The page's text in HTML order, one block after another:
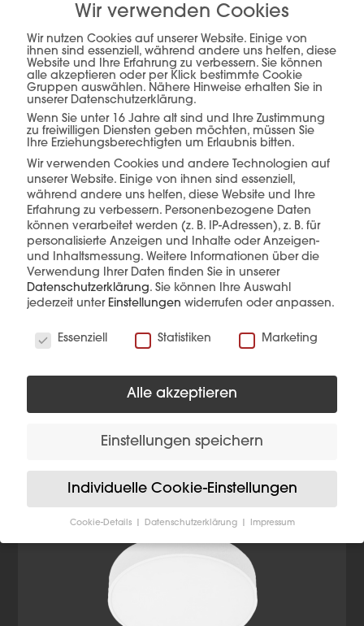
Planung, Produktion &
Verkauf –alles aus
einer Hand.
mehr erfahren
Diese Produkte könnten Sie auch
interessieren
Wir verwenden Cookies
Wir nutzen Cookies auf unserer Website. Einige von
ihnen sind essenziell, während andere uns helfen, diese
Website und Ihre Erfahrung zu verbessern. Sie können
alle akzeptieren oder per Klick bestimmte Cookie
Gruppen auswählen. Nähere Hinweise erhalten Sie in
unserer Datenschutzerklärung.
Wenn Sie unter 16 Jahre alt sind und Ihre Zustimmung
zu freiwilligen Diensten geben möchten, müssen Sie
Ihre Erziehungsberechtigten um Erlaubnis bitten.
Wir verwenden Cookies und andere Technologien auf
unserer Website. Einige von ihnen sind essenziell,
während andere uns helfen, diese Website und Ihre
Erfahrung zu verbessern. Personenbezogene Daten
können verarbeitet werden (z. B. IP-Adressen), z. B. für
personalisierte Anzeigen und Inhalte oder Anzeigen-
und Inhaltsmessung. Weitere Informationen über die
Verwendung Ihrer Daten finden Sie in unserer
Datenschutzerklärung. Sie können Ihre Auswahl
jederzeit unter Einstellungen widerrufen oder anpassen.
Essenziell
Statistiken Marketing
Alle akzeptieren
Einstellungen speichern
Individuelle Cookie-Einstellungen
Cookie-Details Datenschutzerklärung Impressum
Datenschutzeinstellungen
Wenn Sie unter 16 Jahre alt sind und Ihre Zustimmung
zu freiwilligen Diensten geben möchten, müssen Sie
Ihre Erziehungsberechtigten um Erlaubnis bitten.
Wir verwenden Cookies und andere Technologien auf